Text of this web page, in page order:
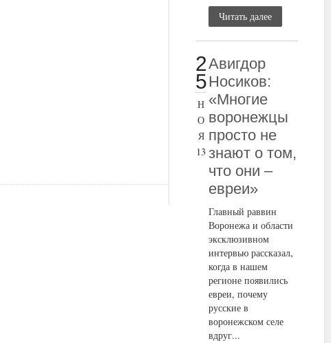
Читать далее
2
5
Н
О
Я
13
Авигдор
Носиков:
«Многие
воронежцы
просто не
знают о том,
что они –
евреи»
Главный раввин
Воронежа и области
эксклюзивном
интервью рассказал,
когда в нашем
регионе появились
евреи, почему
русские в
воронежском селе
вдруг...